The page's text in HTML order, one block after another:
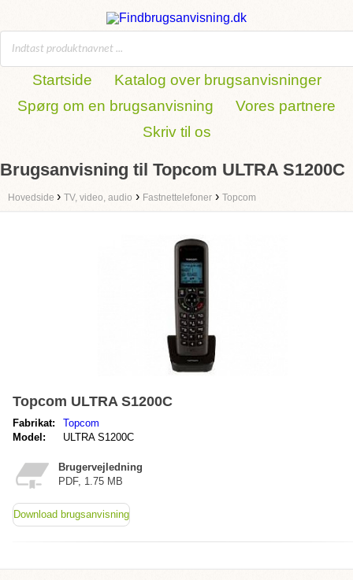
Startside
Katalog over brugsanvisninger
Spørg om en brugsanvisning
Vores partnere
Skriv til os
Brugsanvisning til Topcom ULTRA S1200C
Hovedside › TV, video, audio › Fastnettelefoner › Topcom
Topcom ULTRA S1200C
Fabrikat:
Topcom
Model:
ULTRA S1200C
Brugervejledning
PDF, 1.75 MB
Download brugsanvisning